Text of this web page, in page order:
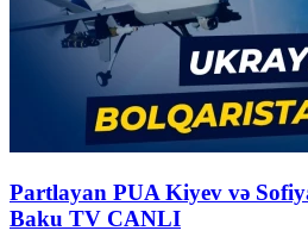
Partlayan PUA Kiyev və
Baku TV CANLI